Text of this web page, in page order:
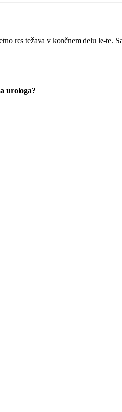
res težava v končnem delu le-te.
urologa?